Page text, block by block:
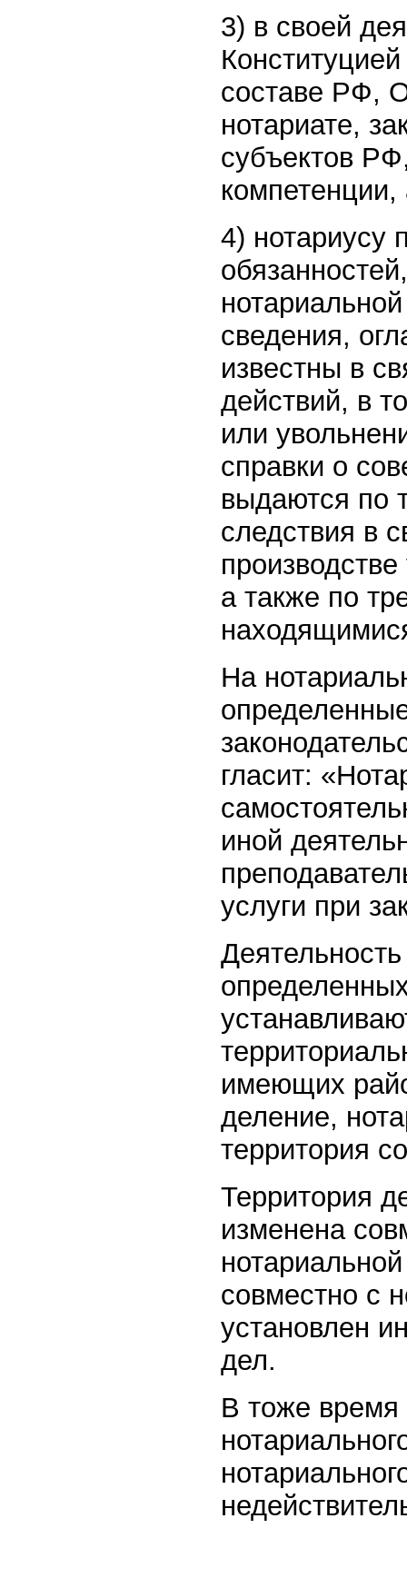
3) в своей
составе РФ,
нотариате,
субъектов
4) нотариусу
сведения,
известны в
действий, в
или
справки о
выдаются по
следствия в
а также по
На
гласит:
иной
услуги при
имеющих
деление,
территория
Территория
изменена
совместно с
установлен
дел.
В тоже время